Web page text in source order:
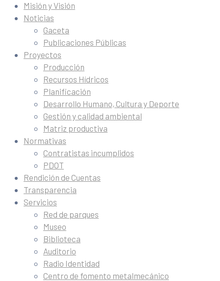
Misión y Visión
Noticias
Gaceta
Publicaciones Públicas
Proyectos
Producción
Recursos Hídricos
Planificación
Desarrollo Humano, Cultura y Deporte
Gestión y calidad ambiental
Matriz productiva
Normativas
Contratistas incumplidos
PDOT
Rendición de Cuentas
Transparencia
Servicios
Red de parques
Museo
Biblioteca
Auditorio
Radio Identidad
Centro de fomento metalmecánico